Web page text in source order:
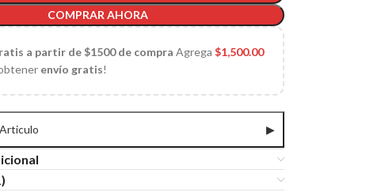
COMPRAR AHORA
a partir de $1500 de compra Agrega$1,500.00
envío gratis!
▶